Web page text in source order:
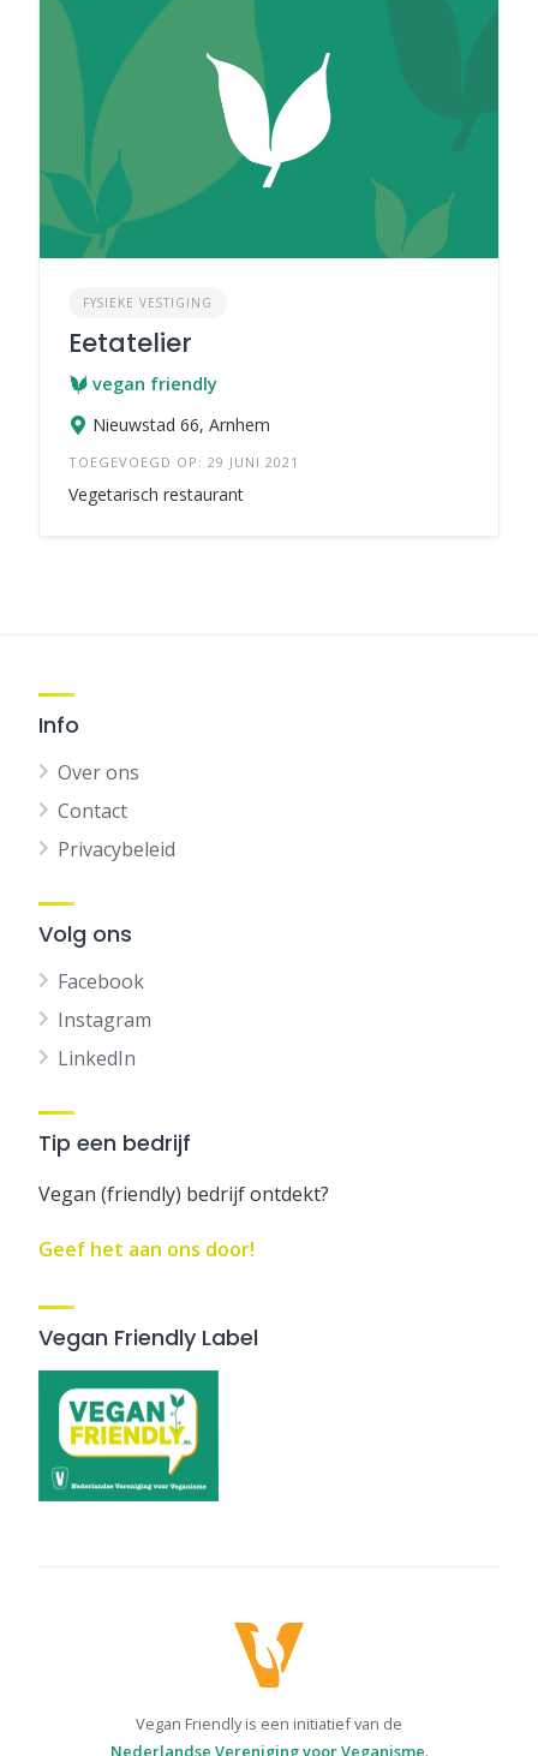
FYSIEKE VESTIGING
Eetatelier
vegan friendly
Nieuwstad 66, Arnhem
TOEGEVOEGD OP: 29 JUNI 2021
Vegetarisch restaurant
Info
Over ons
Contact
Privacybeleid
Volg ons
Facebook
Instagram
LinkedIn
Tip een bedrijf
Vegan (friendly) bedrijf ontdekt?
Geef het aan ons door!
Vegan Friendly Label
Vegan Friendly is een initiatief van de
Nederlandse Vereniging voor Veganisme.